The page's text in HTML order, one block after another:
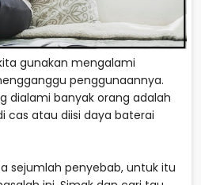
gunakan mengalami
penggunaannya.
dialami banyak orang adalah
cas atau diisi daya baterai
sejumlah penyebab, untuk itu